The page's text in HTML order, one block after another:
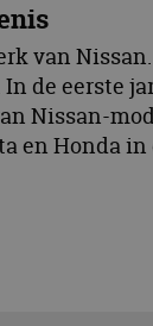
van
de eerste
Nissan-
en Honda